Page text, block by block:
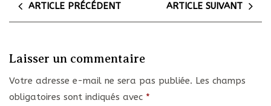
ARTICLE PRÉCÉDENT ARTICLE SUIVANT
Laisser un commentaire
Votre adresse e-mail ne sera pas publiée. Les champs
obligatoires sont indiqués avec *